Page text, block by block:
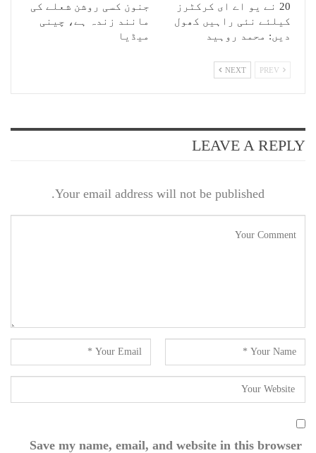
20 نے یو اے ای کرکٹرز
کیلئے نئی راہیں کھول
دیں: محمد روہید
جنون کسی روشن شعلے کی
مانند زندہ ہے، چینی
میڈیا
NEXT
LEAVE A REPLY
Your email address will not be published.
Save my name, email, and website in this browser